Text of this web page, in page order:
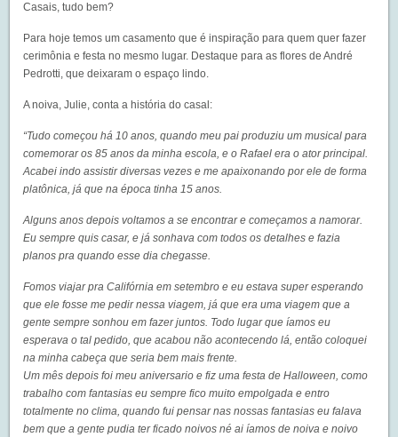
Casais, tudo bem?
Para hoje temos um casamento que é inspiração para quem quer fazer
cerimônia e festa no mesmo lugar. Destaque para as flores de André
Pedrotti, que deixaram o espaço lindo.
A noiva, Julie, conta a história do casal:
“Tudo começou há 10 anos, quando meu pai produziu um musical para
comemorar os 85 anos da minha escola, e o Rafael era o ator principal.
Acabei indo assistir diversas vezes e me apaixonando por ele de forma
platônica, já que na época tinha 15 anos.
Alguns anos depois voltamos a se encontrar e começamos a namorar.
Eu sempre quis casar, e já sonhava com todos os detalhes e fazia
planos pra quando esse dia chegasse.
Fomos viajar pra Califórnia em setembro e eu estava super esperando
que ele fosse me pedir nessa viagem, já que era uma viagem que a
gente sempre sonhou em fazer juntos. Todo lugar que íamos eu
esperava o tal pedido, que acabou não acontecendo lá, então coloquei
na minha cabeça que seria bem mais frente.
Um mês depois foi meu aniversario e fiz uma festa de Halloween, como
trabalho com fantasias eu sempre fico muito empolgada e entro
totalmente no clima, quando fui pensar nas nossas fantasias eu falava
bem que a gente pudia ter ficado noivos né ai íamos de noiva e noivo